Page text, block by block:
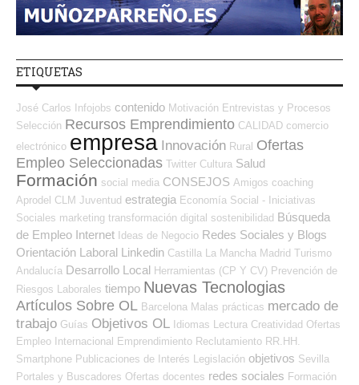
ETIQUETAS
José Carlos Infojobs contenido Motivación Entrevistas y Procesos
Selección Recursos Emprendimiento CALIDAD comercio
electrónico empresa Innovación Rural Ofertas
Empleo Seleccionadas Twitter Cultura Salud
Formación social media CONSEJOS Amigos coaching
Aprodel CLM Juventud estrategia Economía Social - Iniciativas
Sociales marketing transformación digital sostenibilidad Búsqueda
de Empleo Internet Ideas de Negocio Redes Sociales y Blogs
Orientación Laboral Linkedin Castilla La Mancha Madrid Turismo
Andalucía Desarrollo Local Herramientas (CP Y CV) Prevención de
Riesgos Laborales tiempo Nuevas Tecnologias
Artículos Sobre OL Barcelona Malas prácticas mercado de
trabajo Guías Objetivos OL Idiomas Lectura Creatividad Ofertas
Empleo Internacional Emprendimiento Reclutamiento RR.HH.
Smartphone Publicaciones de Interés Legislación objetivos Sevilla
Portales y Buscadores Ofertas docentes redes sociales Formación